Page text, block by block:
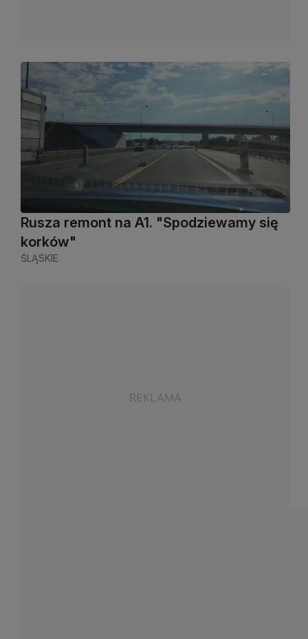
Rusza remont na A1. "Spodziewamy się
korków"
ŚLĄSKIE